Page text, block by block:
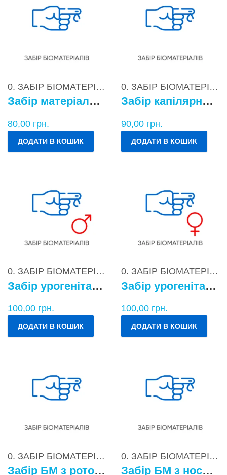
0. ЗАБІР БІОМАТЕРІАЛІВ
Забір матеріалу для бактеріологічних досліджень
80,00 грн.
ДОДАТИ В КОШИК
0. ЗАБІР БІОМАТЕРІАЛІВ
Забір капілярної крові
90,00 грн.
ДОДАТИ В КОШИК
0. ЗАБІР БІОМАТЕРІАЛІВ
Забір урогенітального БМ у чоловіків
100,00 грн.
ДОДАТИ В КОШИК
0. ЗАБІР БІОМАТЕРІАЛІВ
Забір урогенітального БМ у жінок
100,00 грн.
ДОДАТИ В КОШИК
0. ЗАБІР БІОМАТЕРІАЛІВ
Забір БМ з ротоглотки
0. ЗАБІР БІОМАТЕРІАЛІВ
Забір БМ з носоглотки